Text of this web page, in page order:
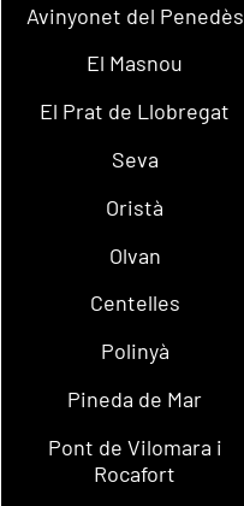
Avinyonet del Penedès
El Masnou
El Prat de Llobregat
Seva
Oristà
Olvan
Centelles
Polinyà
Pineda de Mar
Pont de Vilomara i
Rocafort